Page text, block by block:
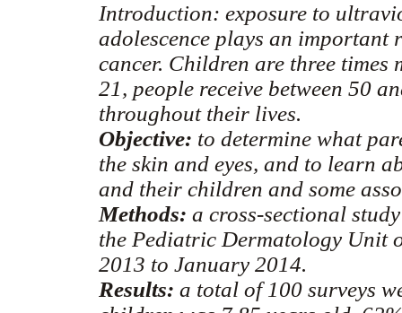
Introduction: exposure to
adolescence plays an important
cancer. Children are three times
21, people receive between 50
throughout their lives.
Objective: to determine what
the skin and eyes, and to learn
and their children and some
Methods: a cross-sectional
the Pediatric Dermatology Unit
2013 to January 2014.
Results: a total of 100 surveys